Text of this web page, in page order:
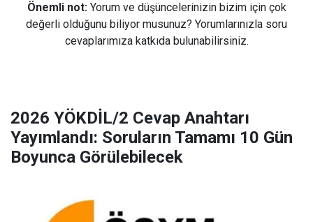
Önemli not: Yorum ve düşüncelerinizin bizim için çok
değerli olduğunu biliyor musunuz? Yorumlarınızla soru
cevaplarımıza katkıda bulunabilirsiniz.
2026 YÖKDİL/2 Cevap Anahtarı
Yayımlandı: Soruların Tamamı 10 Gün
Boyunca Görülebilecek